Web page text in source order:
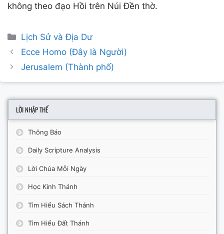
không theo đạo Hồi trên Núi Đền thờ.
Categories
Lịch Sử và Địa Dư
Post
navigation
Ecce Homo (Đây là Người)
Jerusalem (Thành phố)
LỜI NHẬP THỂ
Thông Báo
Daily Scripture Analysis
Lời Chúa Mỗi Ngày
Học Kinh Thánh
Tìm Hiểu Sách Thánh
Tìm Hiểu Đất Thánh